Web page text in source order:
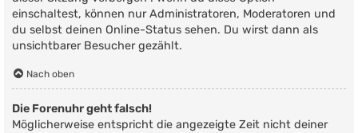
einschaltest, können nur Administratoren, Moderatoren und
du selbst deinen Online-Status sehen. Du wirst dann als
unsichtbarer Besucher gezählt.
Nach oben
Die Forenuhr geht falsch!
Möglicherweise entspricht die angezeigte Zeit nicht deiner